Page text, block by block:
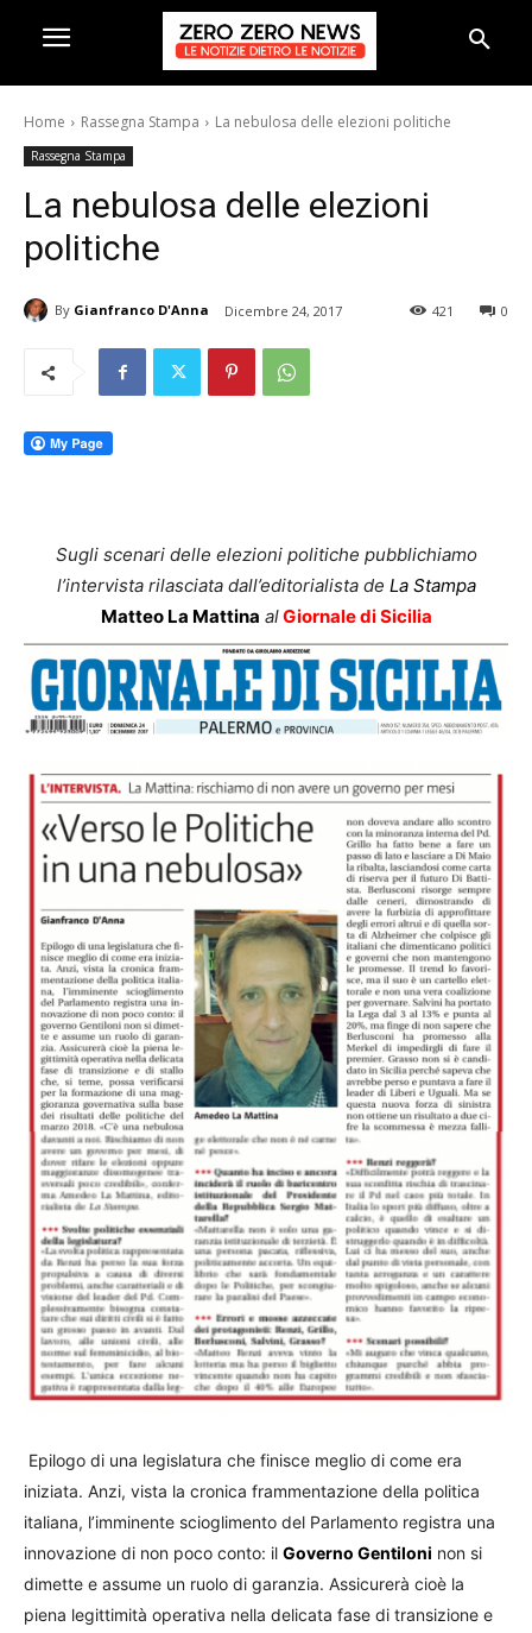
Home Rassegna Stampa La nebulosa delle elezioni politiche
Rassegna Stampa
La nebulosa delle elezioni
politiche
By Gianfranco D'Anna Dicembre 24, 2017 0
421
Sugli scenari delle elezioni politiche pubblichiamo
l’intervista rilasciata dall’editorialista de La Stampa
Matteo La Mattina alGiornale di Sicilia
Epilogo di una legislatura che finisce meglio di come era
iniziata. Anzi, vista la cronica frammentazione della politica
italiana, l’imminente scioglimento del Parlamento registra una
innovazione di non poco conto: il Governo Gentiloni non si
dimette e assume un ruolo di garanzia. Assicurerà cioè la
piena legittimità operativa nella delicata fase di transizione e